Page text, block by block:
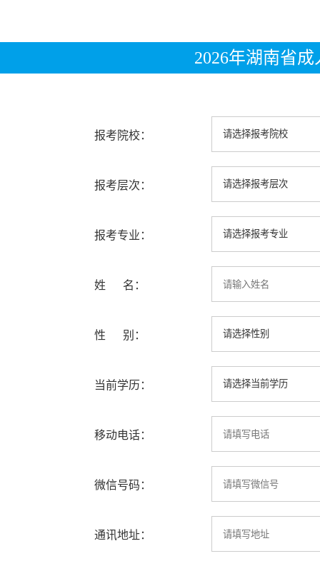
2026年湖南省
报考院校：
报考层次：
报考专业：
姓 名：
性 别：
当前学历：
移动电话：
微信号码：
通讯地址：